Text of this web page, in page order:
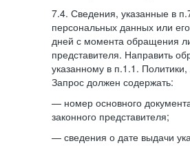
7.4. Сведения, указанные в
персональных данных или
дней с момента обращения
представителя. Направить
указанному в п.1.1.
Запрос должен содержать:
— номер основного
законного представителя;
— сведения о дате выдачи